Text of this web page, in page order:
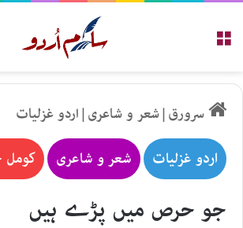
سرورق|شعر و شاعری|اردو غزلیات
اردو غزلیات شعر و شاعری کومل
جو حرص میں پڑے ہیں